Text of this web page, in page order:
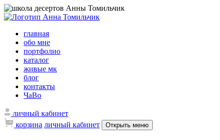
главная
обо мне
портфолио
каталог
живые мк
блог
контакты
ЧаВо
личный кабинет
корзина личный кабинет Открыть меню